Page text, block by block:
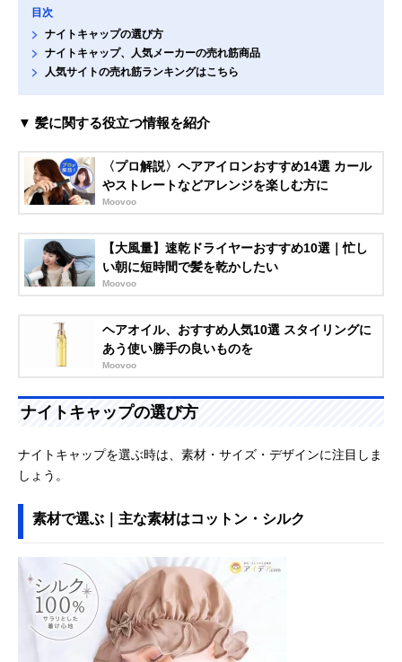
目次
ナイトキャップの選び方
ナイトキャップ、人気メーカーの売れ筋商品
人気サイトの売れ筋ランキングはこちら
▼ 髪に関する役立つ情報を紹介
〈プロ解説〉ヘアアイロンおすすめ14選 カール
やストレートなどアレンジを楽しむ方に
Moovoo
【大風量】速乾ドライヤーおすすめ10選｜忙し
い朝に短時間で髪を乾かしたい
Moovoo
ヘアオイル、おすすめ人気10選 スタイリングに
あう使い勝手の良いものを
Moovoo
ナイトキャップの選び方
ナイトキャップを選ぶ時は、素材・サイズ・デザインに注目しま
しょう。
素材で選ぶ｜主な素材はコットン・シルク